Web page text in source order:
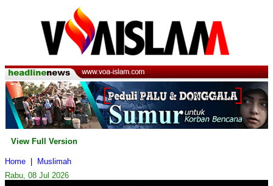
View Full Version
Home
Muslimah
Rabu, 08 Jul 2026